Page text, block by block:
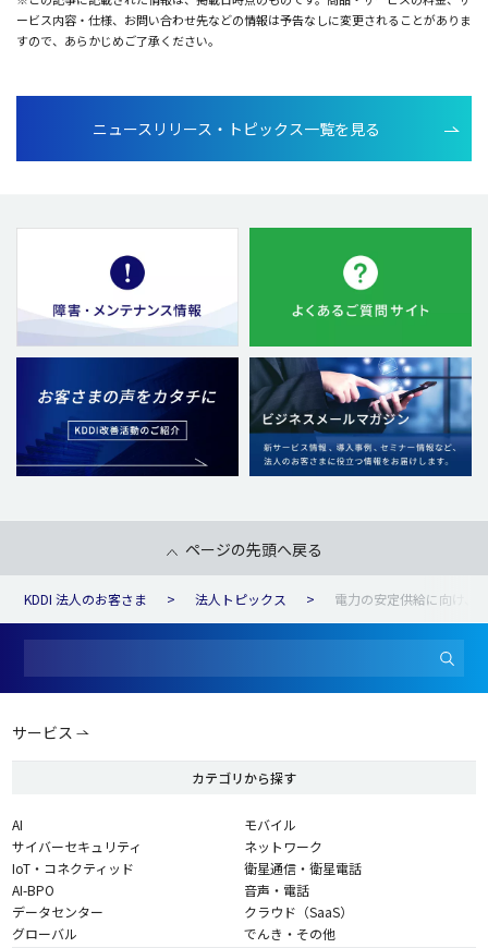
ービス内容・仕様、お問い合わせ先などの情報は予告なしに変更されることがありま
すので、あらかじめご了承ください。
ニュースリリース・トピックス一覧を見る
ページの先頭へ戻る
KDDI 法人のお客さま 法人トピックス 電力の安定供給に向け、
サービス
カテゴリから探す
AI
サイバーセキュリティ
IoT・コネクティッド
AI-BPO
データセンター
グローバル
モバイル
ネットワーク
衛星通信・衛星電話
音声・電話
クラウド（SaaS）
でんき・その他